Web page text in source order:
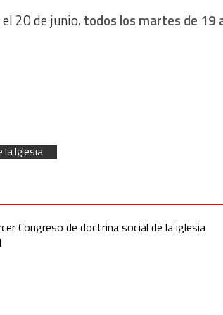
20 de junio, todos los martes de 19
la Iglesia
Congreso de doctrina social de la iglesia